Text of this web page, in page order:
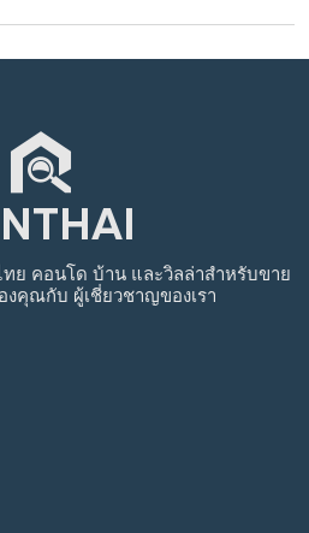
ทย คอนโด บ้าน และวิลล่าสำหรับขาย
งคุณกับ ผู้เชี่ยวชาญของเรา